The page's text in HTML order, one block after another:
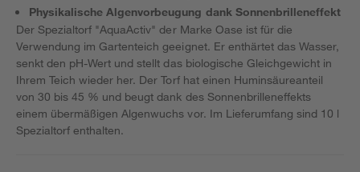
Physikalische Algenvorbeugung dank Sonnenbrilleneffekt
Der Spezialtorf "AquaActiv" der Marke Oase ist für die
Verwendung im Gartenteich geeignet. Er enthärtet das Wasser,
senkt den pH-Wert und stellt das biologische Gleichgewicht in
Ihrem Teich wieder her. Der Torf hat einen Huminsäureanteil
von 30 bis 45 % und beugt dank des Sonnenbrilleneffekts
einem übermäßigen Algenwuchs vor. Im Lieferumfang sind 10 l
Spezialtorf enthalten.